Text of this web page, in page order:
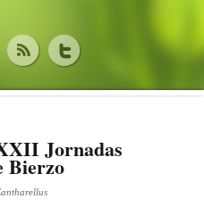
Jornadas
Bierzo